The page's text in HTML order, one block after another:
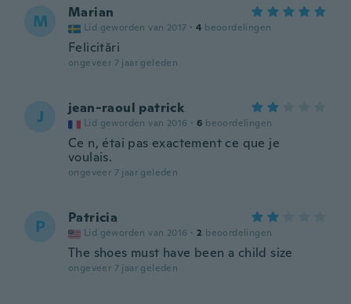
M Marian
Lid geworden van 2017 · 4 beoordelingen
Felicitări
ongeveer 7 jaar geleden
J jean-raoul patrick
Lid geworden van 2016 · 6 beoordelingen
Ce n, étai pas exactement ce que je
voulais.
ongeveer 7 jaar geleden
P Patricia
Lid geworden van 2016 · 2 beoordelingen
The shoes must have been a child size
ongeveer 7 jaar geleden